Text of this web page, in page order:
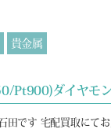
貴金属
Pt900)ダイヤモ
田です 宅配買取にて